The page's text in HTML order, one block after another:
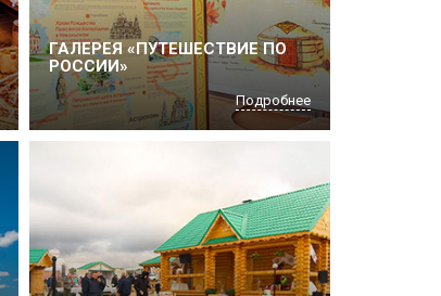
ГАЛЕРЕЯ «ПУТЕШЕСТВИЕ ПО
РОССИИ»
Подробнее